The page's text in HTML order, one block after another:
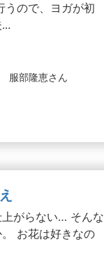
うので、ヨガが初
服部隆恵さん
がらない… そんな
お花は好きなの